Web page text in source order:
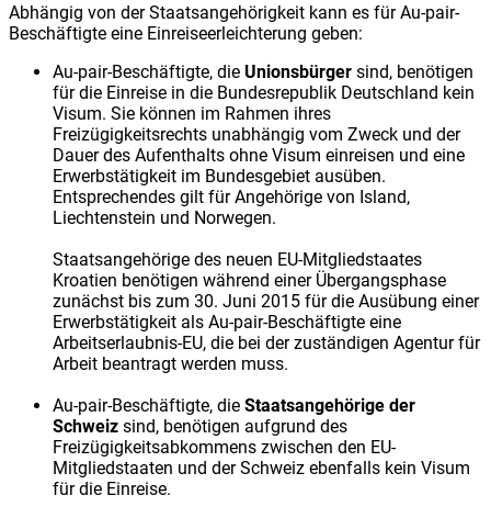
Abhängig von der Staatsangehörigkeit kann es für Au-pair-
Beschäftigte eine Einreiseerleichterung geben:
Au-pair-Beschäftigte, die Unionsbürger sind, benötigen
für die Einreise in die Bundesrepublik Deutschland kein
Visum. Sie können im Rahmen ihres
Freizügigkeitsrechts unabhängig vom Zweck und der
Dauer des Aufenthalts ohne Visum einreisen und eine
Erwerbstätigkeit im Bundesgebiet ausüben.
Entsprechendes gilt für Angehörige von Island,
Liechtenstein und Norwegen.
Staatsangehörige des neuen EU-Mitgliedstaates
Kroatien benötigen während einer Übergangsphase
zunächst bis zum 30. Juni 2015 für die Ausübung einer
Erwerbstätigkeit als Au-pair-Beschäftigte eine
Arbeitserlaubnis-EU, die bei der zuständigen Agentur für
Arbeit beantragt werden muss.
Au-pair-Beschäftigte, die Staatsangehörige der
Schweiz sind, benötigen aufgrund des
Freizügigkeitsabkommens zwischen den EU-
Mitgliedstaaten und der Schweiz ebenfalls kein Visum
für die Einreise.